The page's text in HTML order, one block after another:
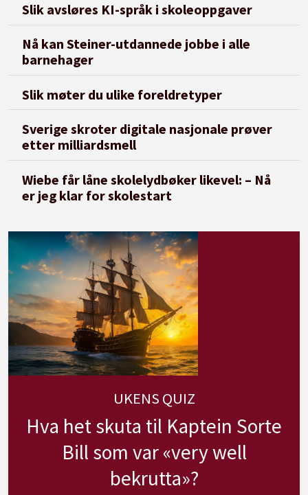
Slik avsløres KI-språk i skoleoppgaver
Nå kan Steiner-utdannede jobbe i alle
barnehager
Slik møter du ulike foreldretyper
Sverige skroter digitale nasjonale prøver
etter milliardsmell
Wiebe får låne skolelydbøker likevel: – Nå
er jeg klar for skolestart
UKENS QUIZ
Hva het skuta til Kaptein Sorte
Bill som var «very well
bekrutta»?